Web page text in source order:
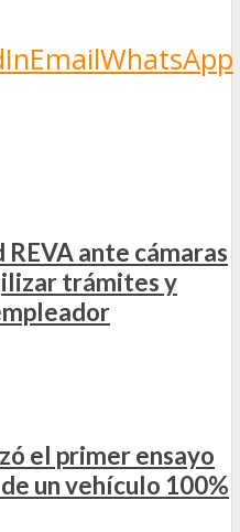
EmailWhatsApp
REVA ante cámaras
trámites y
el primer ensayo
un vehículo 100%